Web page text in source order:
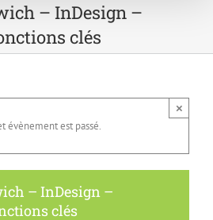
– InDesign –
clés
évènement est passé.
×
– InDesign –
clés